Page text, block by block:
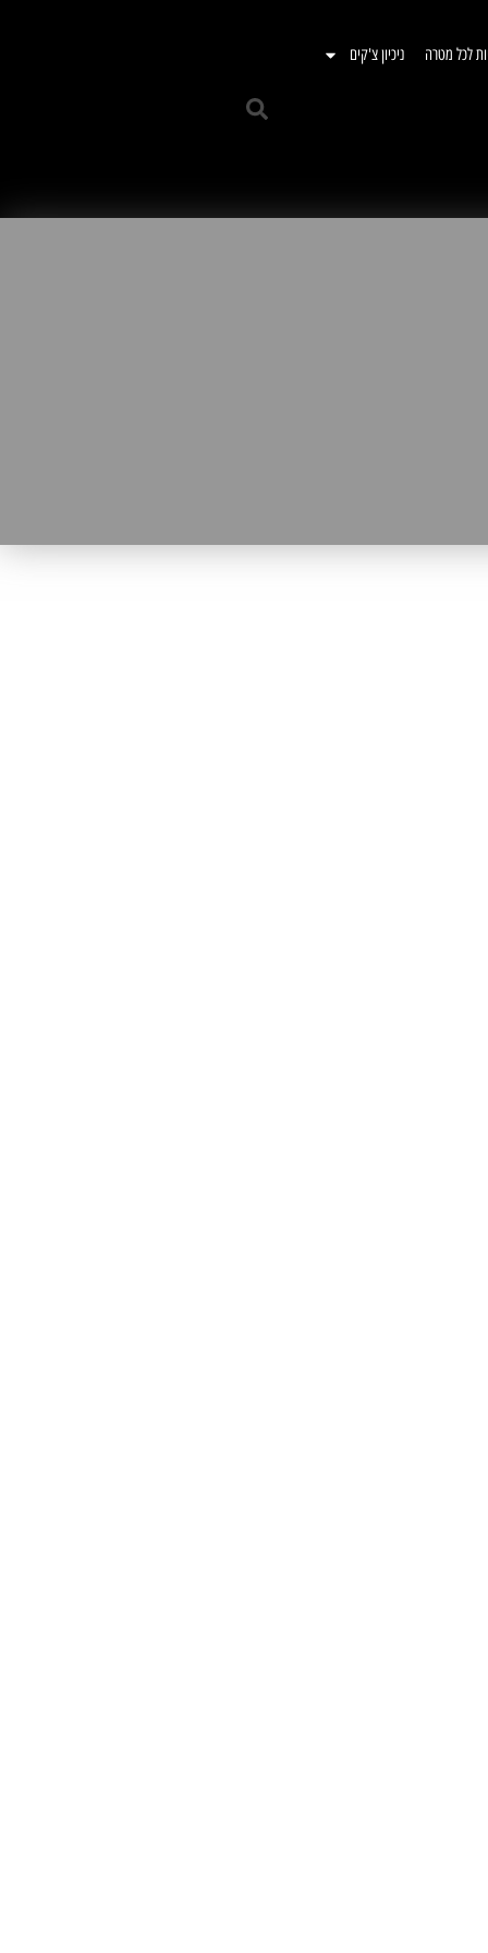
לכל מטרה ניכיון צ'קים